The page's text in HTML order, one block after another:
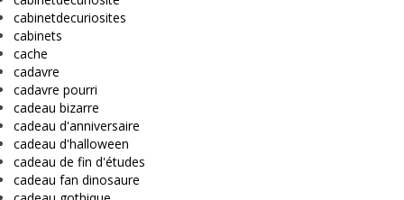
cabinetdecuriosites
cabinets
cache
cadavre
cadavre pourri
cadeau bizarre
cadeau d'anniversaire
cadeau d'halloween
cadeau de fin d'études
cadeau fan dinosaure